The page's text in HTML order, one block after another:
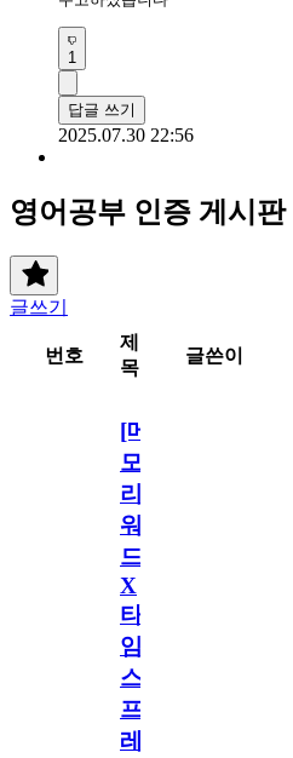
1
답글 쓰기
2025.07.30 22:56
영어공부 인증 게시판
글쓰기
번호
제
목
글쓴이
[메
모
리
워
드
X
타
임
스
프
레